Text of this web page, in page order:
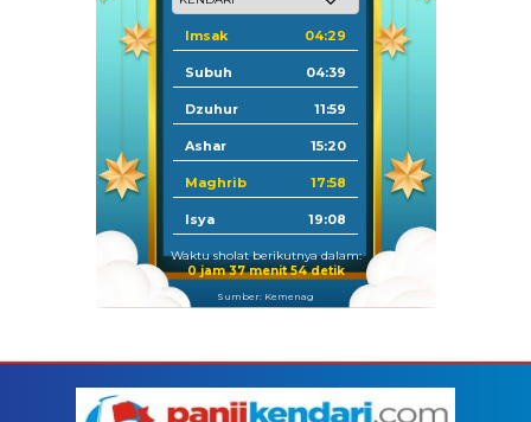
Imsak 04:29
Subuh 04:39
Dzuhur 11:59
Ashar 15:20
Maghrib 17:58
Isya 19:08
Waktu sholat berikutnya dalam:
0 jam 37 menit 53 detik
Sumber: Kemenag